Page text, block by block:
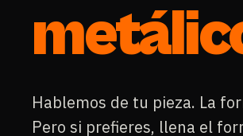
Hablemos de tu pieza. La
Pero si prefieres, llena el